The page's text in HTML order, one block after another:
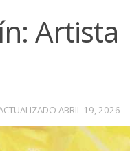
Artista
ABRIL 19, 2026